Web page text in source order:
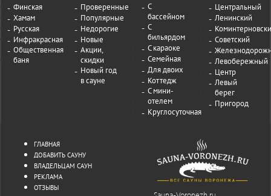
Финская
Хамам
Русская
Инфракрасная
Общественная
баня
Проверенные
Популярные
Недорогие
Новые
Акции,
скидки
Новый год
в сауне
С
бассейном
С
бильярдом
С караоке
Семейная
Для двоих
Коттедж
С мини-
отелем
Круглосуточная
Центральный
Ленинский
Советский
Левобережный
Центр
Левый
берег
Пригород
ГЛАВНАЯ
ДОБАВИТЬ САУНУ
ВЛАДЕЛЬЦАМ САУН
РЕКЛАМА
ОТЗЫВЫ